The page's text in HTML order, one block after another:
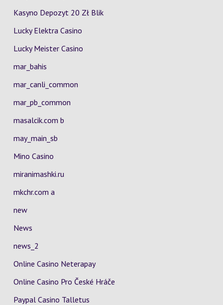
Kasyno Depozyt 20 Zł Blik
Lucky Elektra Casino
Lucky Meister Casino
mar_bahis
mar_canli_common
mar_pb_common
masalcik.com b
may_main_sb
Mino Casino
miranimashki.ru
mkchr.com a
new
News
news_2
Online Casino Neterapay
Online Casino Pro České Hráče
Paypal Casino Talletus